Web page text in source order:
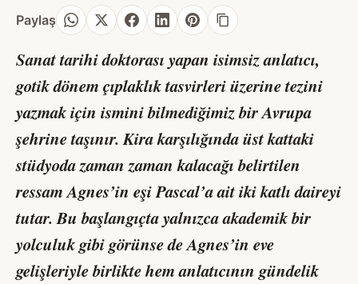
Paylaş
Sanat tarihi doktorası yapan isimsiz anlatıcı,
gotik dönem çıplaklık tasvirleri üzerine tezini
yazmak için ismini bilmediğimiz bir Avrupa
şehrine taşınır. Kira karşılığında üst kattaki
stüdyoda zaman zaman kalacağı belirtilen
ressam Agnes’in eşi Pascal’a ait iki katlı daireyi
tutar. Bu başlangıçta yalnızca akademik bir
yolculuk gibi görünse de Agnes’in eve
gelişleriyle birlikte hem anlatıcının gündelik